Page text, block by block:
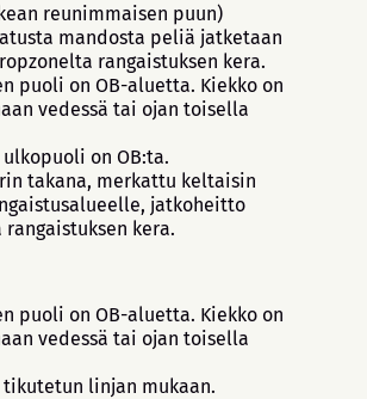
reunimmaisen puun)
mandosta peliä jatketaan
rangaistuksen kera.
puoli on OB-aluetta. Kiekko on
vedessä tai ojan toisella
on OB:ta.
takana, merkattu keltaisin
jatkoheitto
kera.
puoli on OB-aluetta. Kiekko on
vedessä tai ojan toisella
linjan mukaan.